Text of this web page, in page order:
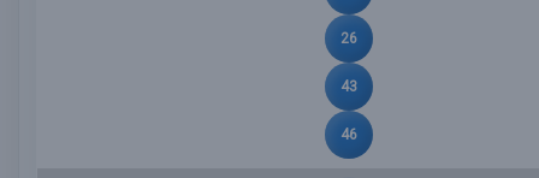
26
43
46